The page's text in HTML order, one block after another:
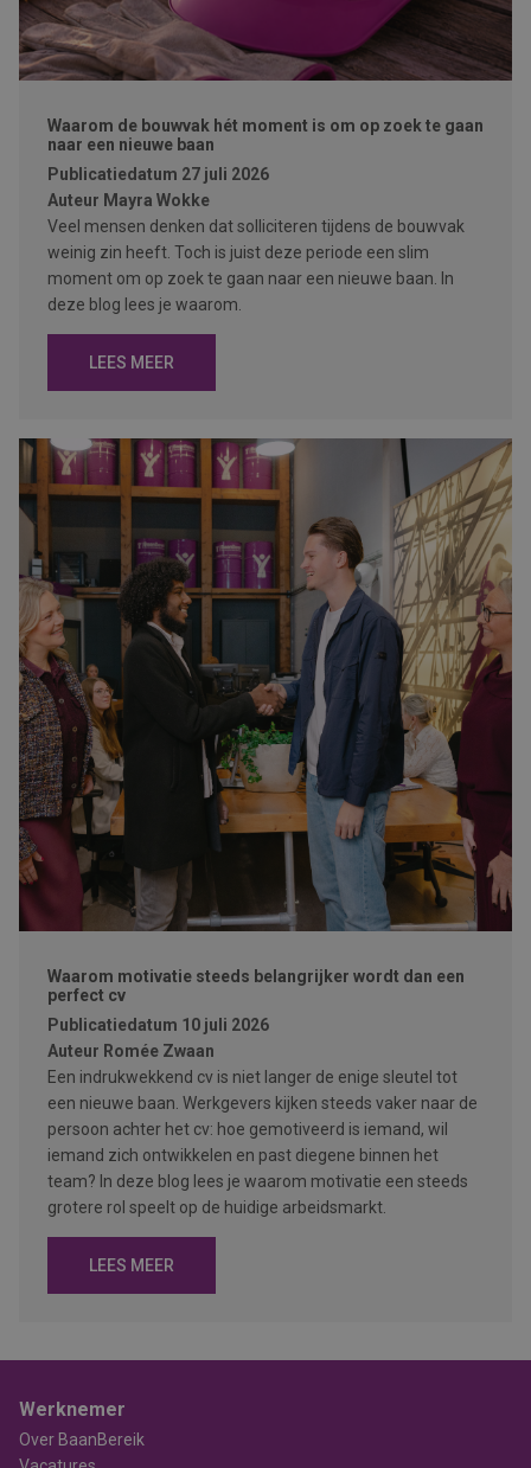
Waarom de bouwvak hét moment is om op zoek te gaan
naar een nieuwe baan
Publicatiedatum 27 juli 2026
Auteur Mayra Wokke
Veel mensen denken dat solliciteren tijdens de bouwvak
weinig zin heeft. Toch is juist deze periode een slim
moment om op zoek te gaan naar een nieuwe baan. In
deze blog lees je waarom.
LEES MEER
Waarom motivatie steeds belangrijker wordt dan een
perfect cv
Publicatiedatum 10 juli 2026
Auteur Romée Zwaan
Een indrukwekkend cv is niet langer de enige sleutel tot
een nieuwe baan. Werkgevers kijken steeds vaker naar de
persoon achter het cv: hoe gemotiveerd is iemand, wil
iemand zich ontwikkelen en past diegene binnen het
team? In deze blog lees je waarom motivatie een steeds
grotere rol speelt op de huidige arbeidsmarkt.
LEES MEER
Werknemer
Over BaanBereik